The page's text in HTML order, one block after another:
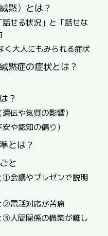
黙）とは？
せる状況」と「話せな
大人にもみられる症状
黙症の症状とは？
？
伝や気質の影響）
や認知の偏り）
とは？
と
①会議やプレゼンで説明
②電話対応が苦痛
③人間関係の構築が難し